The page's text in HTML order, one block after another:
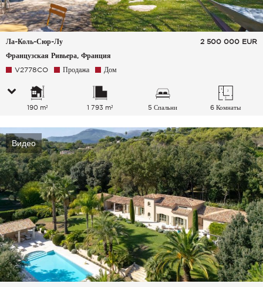
Ла-Коль-Сюр-Лу
Французская Ривьера, Франция
2 500 000 EUR
V2778CO Продажа Дом
190 m² 1 793 m² 5 Спальни 6 Комнаты
Видео